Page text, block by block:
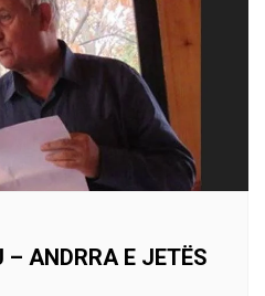
– ANDRRA E JETËS